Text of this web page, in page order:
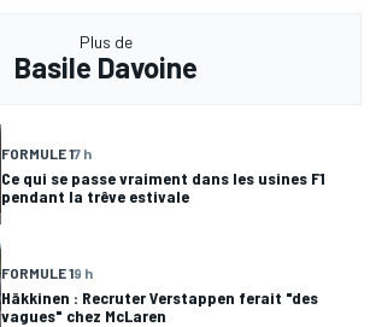
Plus de
Basile Davoine
FORMULE 17 h
Ce qui se passe vraiment dans les usines F1
pendant la trêve estivale
FORMULE 19 h
Häkkinen : Recruter Verstappen ferait "des
vagues" chez McLaren